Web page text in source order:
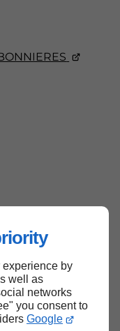
by
well as
networks
you consent to
Google